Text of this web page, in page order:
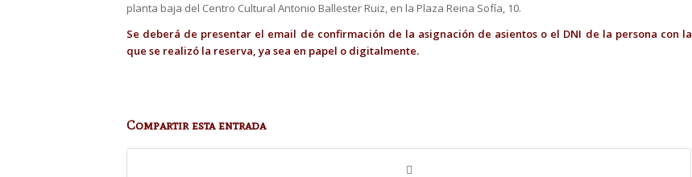
planta baja del Centro Cultural Antonio Ballester Ruiz, en la Plaza Reina Sofía, 10.
Se deberá de presentar el email de confirmación de la asignación de asientos o el DNI de la persona con la
que se realizó la reserva, ya sea en papel o digitalmente.
Compartir esta entrada